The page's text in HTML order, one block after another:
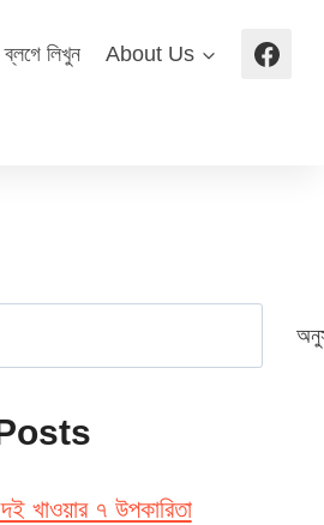
লিখুন About Us
খাওয়ার ৭ উপকারিতা